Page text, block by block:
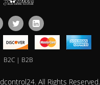
B2C B2B
All Rights Reserved.